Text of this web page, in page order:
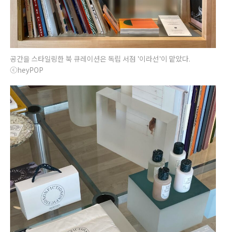
공간을 스타일링한 북 큐레이션은 독립 서점 '이라선'이 맡았다.
ⓒheyPOP